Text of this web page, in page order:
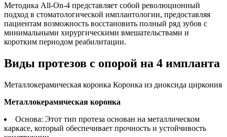
Методика All-On-4 представляет собой революционный
подход в стоматологической имплантологии, предоставляя
пациентам возможность восстановить полный ряд зубов с
минимальными хирургическими вмешательствами и
коротким периодом реабилитации.
Виды протезов с опорой на 4 импланта
Металлокерамическая коронка Коронка из диоксида циркония
Металлокерамическая коронка
Основа: Этот тип протеза основан на металлическом
каркасе, который обеспечивает прочность и устойчивость